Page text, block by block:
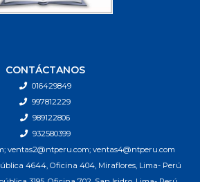
CONTÁCTANOS
016429849
997812229
989122806
932580399
ventas2@ntperu.com; ventas4@ntperu.com
4644, Oficina 404, Miraflores, Lima- Perú